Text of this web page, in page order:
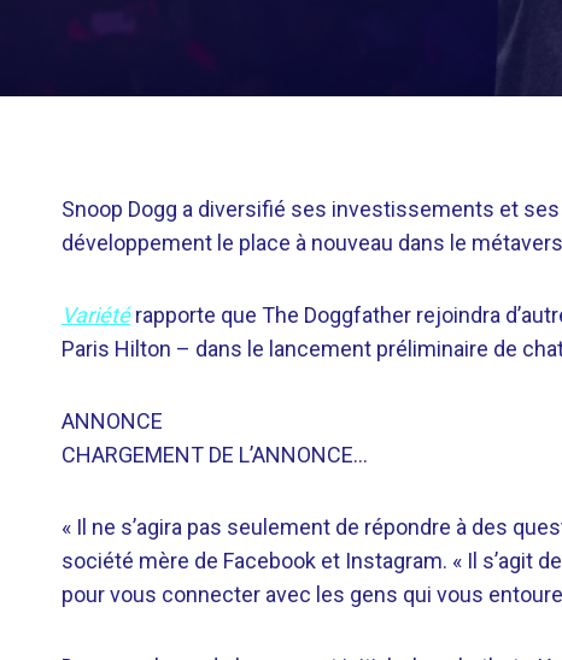
Snoop Dogg a diversifié ses investissements et
développement le place à nouveau dans le
Variétérapporte que The Doggfather rejoindra
Paris Hilton – dans le lancement préliminaire de
ANNONCE
CHARGEMENT DE L’ANNONCE…
« Il ne s’agira pas seulement de répondre à des
société mère de Facebook et Instagram. « Il s’agit
pour vous connecter avec les gens qui vous